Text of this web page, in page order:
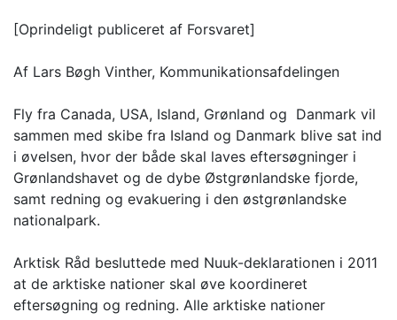
[Oprindeligt publiceret af Forsvaret]
Af Lars Bøgh Vinther, Kommunikationsafdelingen
Fly fra Canada, USA, Island, Grønland og Danmark vil
sammen med skibe fra Island og Danmark blive sat ind
i øvelsen, hvor der både skal laves eftersøgninger i
Grønlandshavet og de dybe Østgrønlandske fjorde,
samt redning og evakuering i den østgrønlandske
nationalpark.
Arktisk Råd besluttede med Nuuk-deklarationen i 2011
at de arktiske nationer skal øve koordineret
eftersøgning og redning. Alle arktiske nationer